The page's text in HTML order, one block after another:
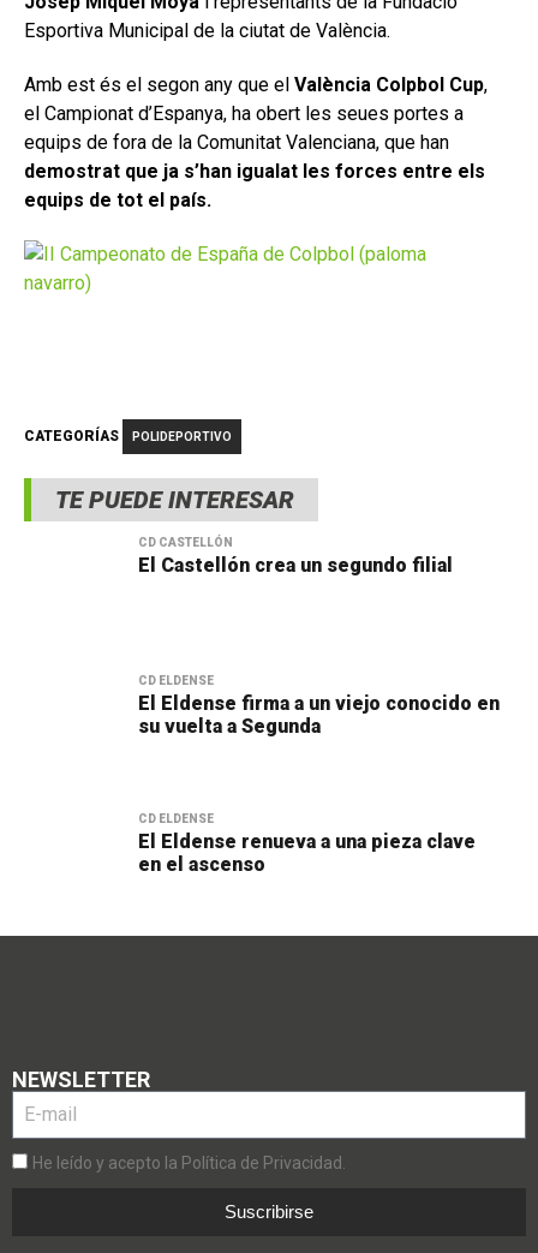
TE PUEDE INTERESAR
CD CASTELLÓN
El Castellón crea un segundo filial
CD ELDENSE
El Eldense firma a un viejo conocido en
su vuelta a Segunda
CD ELDENSE
El Eldense renueva a una pieza clave
en el ascenso
Esportiva Municipal de la ciutat de València.
Amb est és el segon any que el València Colpbol Cup,
el Campionat d’Espanya, ha obert les seues portes a
equips de fora de la Comunitat Valenciana, que han
demostrat que ja s’han igualat les forces entre els
equips de tot el país.
CATEGORÍAS POLIDEPORTIVO
NEWSLETTER
He leído y acepto la Política de Privacidad.
Suscribirse